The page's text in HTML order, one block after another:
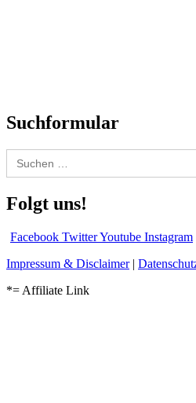
Suchformular
Search
for:
Folgt uns!
Facebook TwitterYoutube Instagram
Impressum & Disclaimer|
*= Affiliate Link